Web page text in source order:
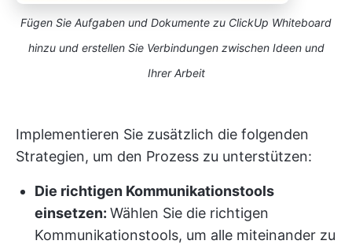
Fügen Sie Aufgaben und Dokumente zu ClickUp Whiteboard
hinzu und erstellen Sie Verbindungen zwischen Ideen und
Ihrer Arbeit
Implementieren Sie zusätzlich die folgenden
Strategien, um den Prozess zu unterstützen:
Die richtigen Kommunikationstools
einsetzen: Wählen Sie die richtigen
Kommunikationstools, um alle miteinander zu